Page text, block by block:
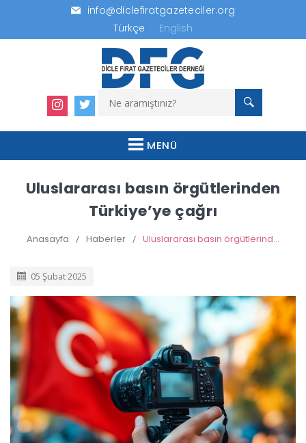
info@diclefiratgazeteciler.org
Türkçe
English
MENÜ
Uluslararası basın örgütlerinden
Türkiye’ye çağrı
Anasayfa / Haberler / Uluslararası basın örgütlerinden Türkiye’ye çağrı
05 Şubat 2025